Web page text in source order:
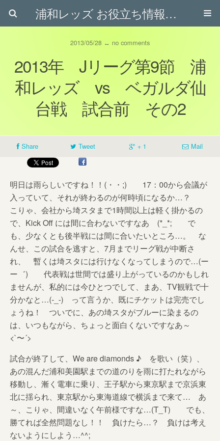
浦和レッズ お役立ち情報ブログ
2013/05/28 ↔ no comments
2013年 Jリーグ第9節 浦
和レッズ vs ベガルダ仙
台戦 試合前 その2
Share Tweet + 1 Mail
明日は雨らしいですね！！(・・;) 17：00から会議が
入っていて、それが終わるのが何時頃になるか…？
こりゃ、会社から埼スタまで1時間以上は軽く掛かるの
で、Kick Off には間に合わないですなあ (*_*; で
も、少なくとも後半戦には間に合いたいところ…。 な
んせ、この試合を逃すと、7月までリーグ戦が中断さ
れ、 暫くは埼スタには行けなくなってしまうので…(ー
ー゛) 代表戦は世間では盛り上がっているのかもしれ
ませんが、私的には今ひとつでして、まあ、TV観戦で十
分かなと…(-_-) って言うか、既にチケットは完売でし
ょうね！ ついでに、あの埼スタがブルーに染まるの
は、いつもながら、ちょっと面白くないですなあ～
<`〜´>
試合が終了して、We are diamonds ♪ を歌い（笑）、
あの混んだ浦和美園駅までの道のりを雨に打たれながら
移動し、漸く電車に乗り、王子駅から東京駅まで京浜東
北に揺られ、東京駅から東海道線で横浜まで来て… あ
～、こりゃ、間違いなく午前様ですな…(T_T) でも、
勝てれば全然問題なし！！ 負けたら…？ 負けは考え
ないようにしよう…^^;